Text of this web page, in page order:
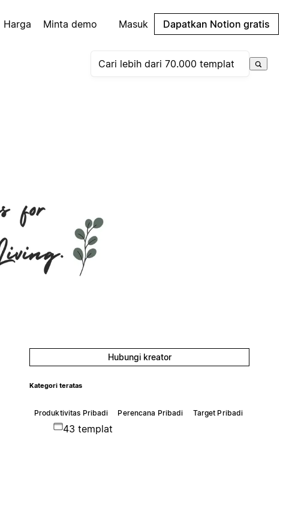
Harga Minta demo Masuk Dapatkan Notion gratis
Hubungi kreator
Kategori teratas
Produktivitas Pribadi Perencana Pribadi Target Pribadi
43 templat